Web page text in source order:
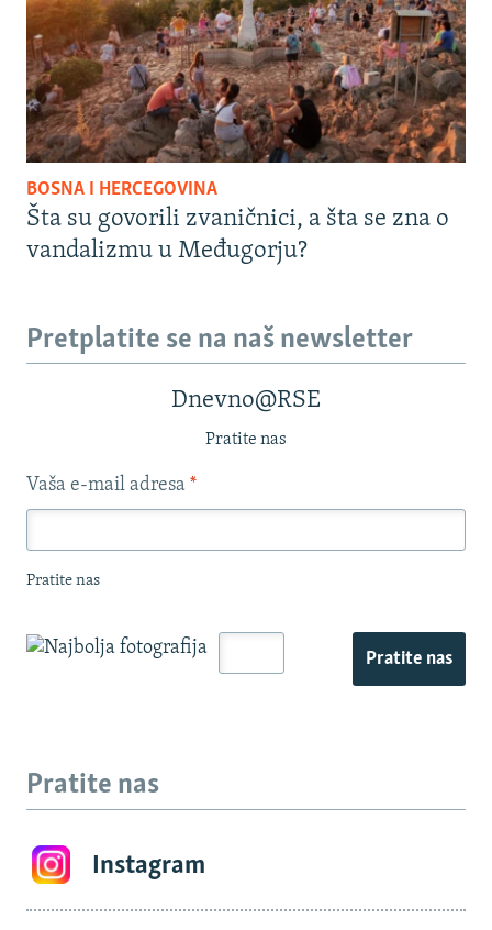
BOSNA I HERCEGOVINA
Šta su govorili zvaničnici, a šta se zna o
vandalizmu u Međugorju?
Pretplatite se na naš newsletter
Dnevno@RSE
Pratite nas
Vaša e-mail adresa *
Pratite nas
Pratite nas
Pratite nas
Instagram